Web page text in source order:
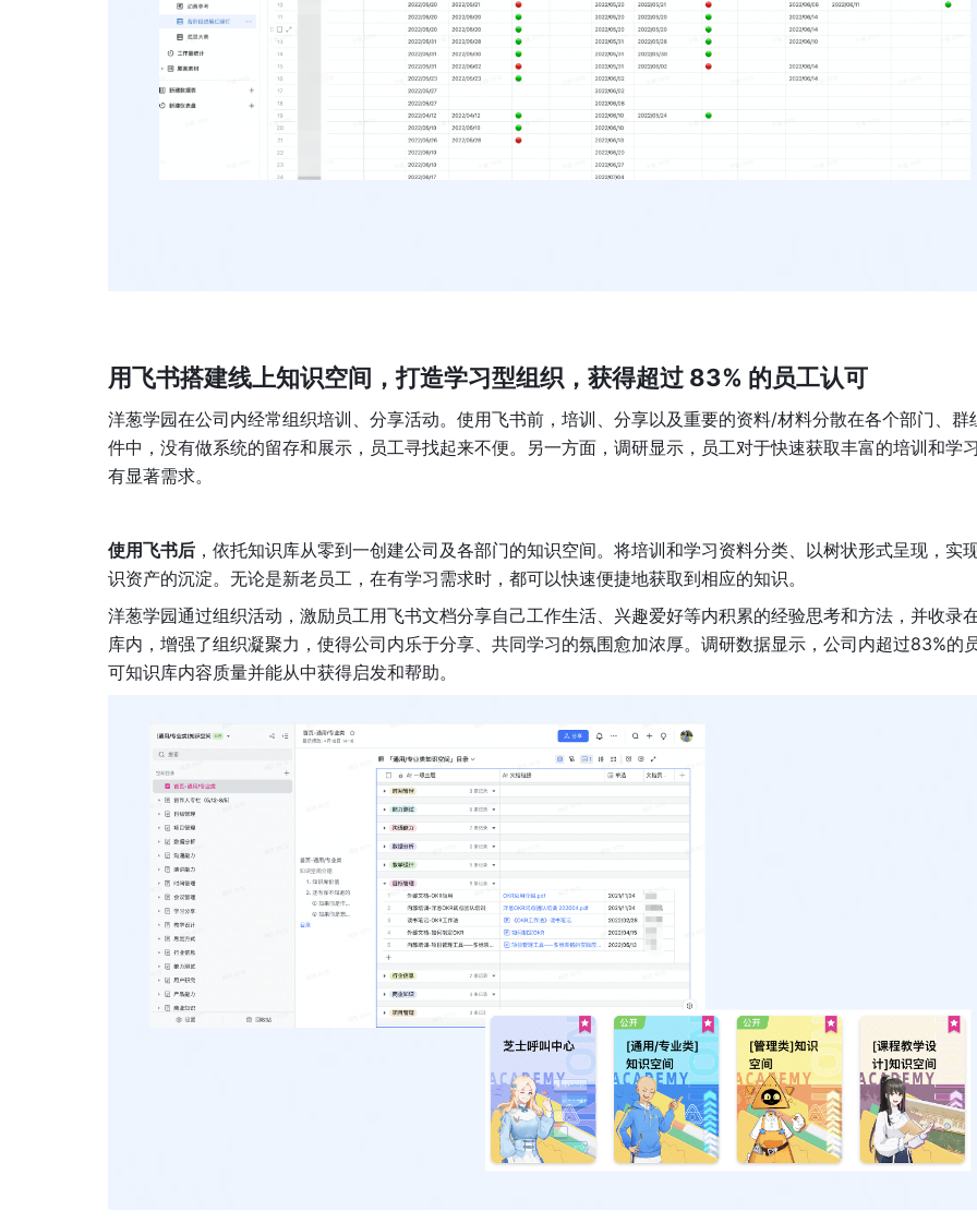
用飞书搭建线上知识空间，打造学习型组织，获得超过 83% 的员工认可
洋葱学园在公司内经常组织培训、分享活动。使用飞书前，培训、分享以及重要的资料/材料分散在各个部门、群
件中，没有做系统的留存和展示，员工寻找起来不便。另一方面，调研显示，员工对于快速获取丰富的培训和学
有显著需求。
使用飞书后 ，依托知识库从零到一创建公司及各部门的知识空间。将培训和学习资料分类、以树状形式呈现，实
识资产的沉淀。无论是新老员工，在有学习需求时，都可以快速便捷地获取到相应的知识。
洋葱学园通过组织活动，激励员工用飞书文档分享自己工作生活、兴趣爱好等内积累的经验思考和方法，并收录
库内，增强了组织凝聚力，使得公司内乐于分享、共同学习的氛围愈加浓厚。调研数据显示，公司内超过83%的
可知识库内容质量并能从中获得启发和帮助。